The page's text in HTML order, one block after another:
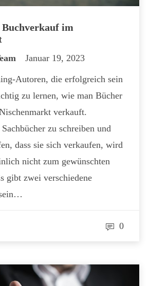
im
Januar 19, 2023
Autoren, die erfolgreich sein
zu lernen, wie man Bücher
verkauft.
zu schreiben und
dass sie sich verkaufen, wird
nicht zum gewünschten
gibt zwei verschiedene
0